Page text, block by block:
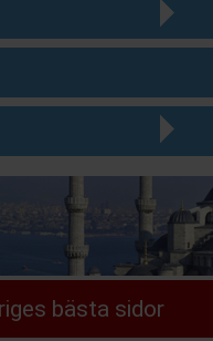
bästa sidor